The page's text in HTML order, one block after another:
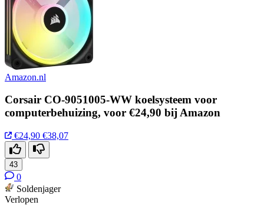
Amazon.nl
Corsair CO-9051005-WW koelsysteem voor
computerbehuizing, voor €24,90 bij Amazon
€24,90 €38,07
43
0
Soldenjager
Verlopen